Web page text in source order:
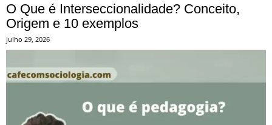
O Que é Interseccionalidade? Conceito,
Origem e 10 exemplos
julho 29, 2026